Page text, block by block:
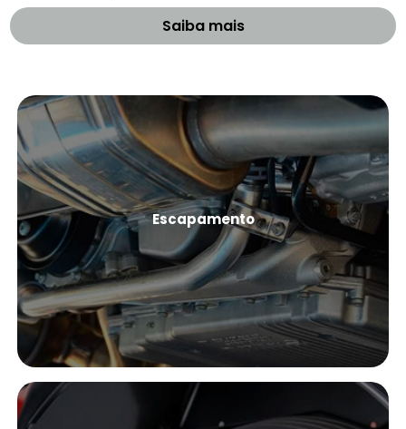
Saiba mais
Escapamento
Ver Mais